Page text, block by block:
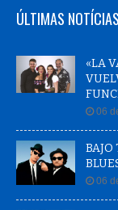
ÚLTIMAS NOTÍCIAS
«LA
06
BAJO
06